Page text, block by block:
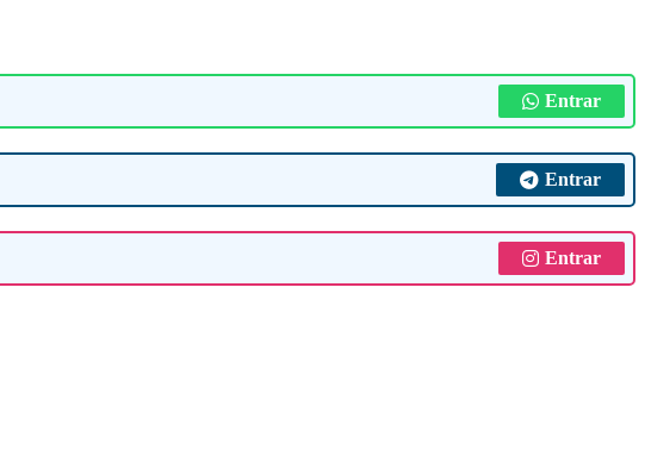
Entrar
Entrar
Entrar